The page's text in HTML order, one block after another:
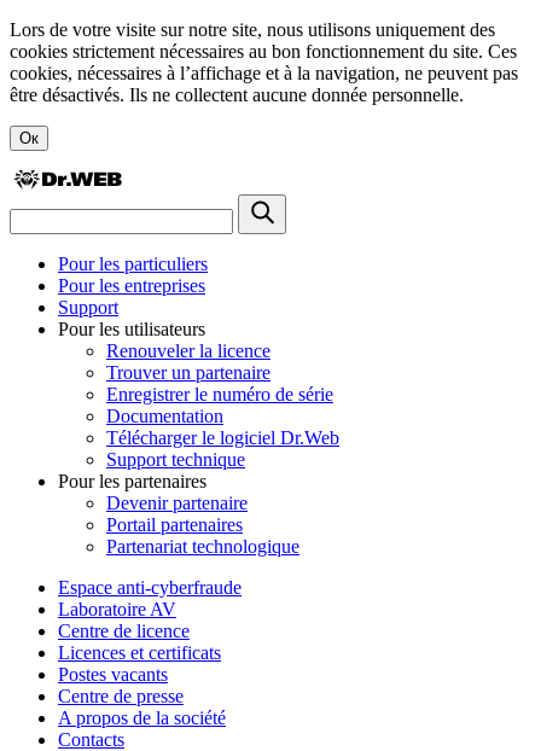
Lors de votre visite sur notre site, nous utilisons uniquement des
cookies strictement nécessaires au bon fonctionnement du site. Ces
cookies, nécessaires à l’affichage et à la navigation, ne peuvent pas
être désactivés. Ils ne collectent aucune donnée personnelle.
Ок
Pour les particuliers
Pour les entreprises
Support
Pour les utilisateurs
Renouveler la licence
Trouver un partenaire
Enregistrer le numéro de série
Documentation
Télécharger le logiciel Dr.Web
Support technique
Pour les partenaires
Devenir partenaire
Portail partenaires
Partenariat technologique
Espace anti-cyberfraude
Laboratoire AV
Centre de licence
Licences et certificats
Postes vacants
Centre de presse
A propos de la société
Contacts